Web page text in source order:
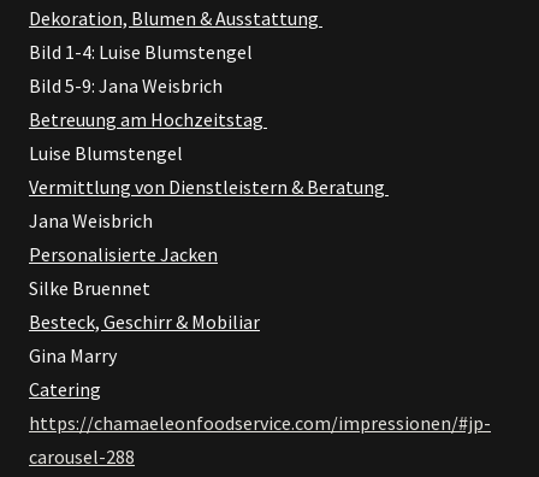
Dekoration, Blumen & Ausstattung
Bild 1-4: Luise Blumstengel
Bild 5-9: Jana Weisbrich
Betreuung am Hochzeitstag
Luise Blumstengel
Vermittlung von Dienstleistern & Beratung
Jana Weisbrich
Personalisierte Jacken
Silke Bruennet
Besteck, Geschirr & Mobiliar
Gina Marry
Catering
https://chamaeleonfoodservice.com/impressionen/#jp-
carousel-288